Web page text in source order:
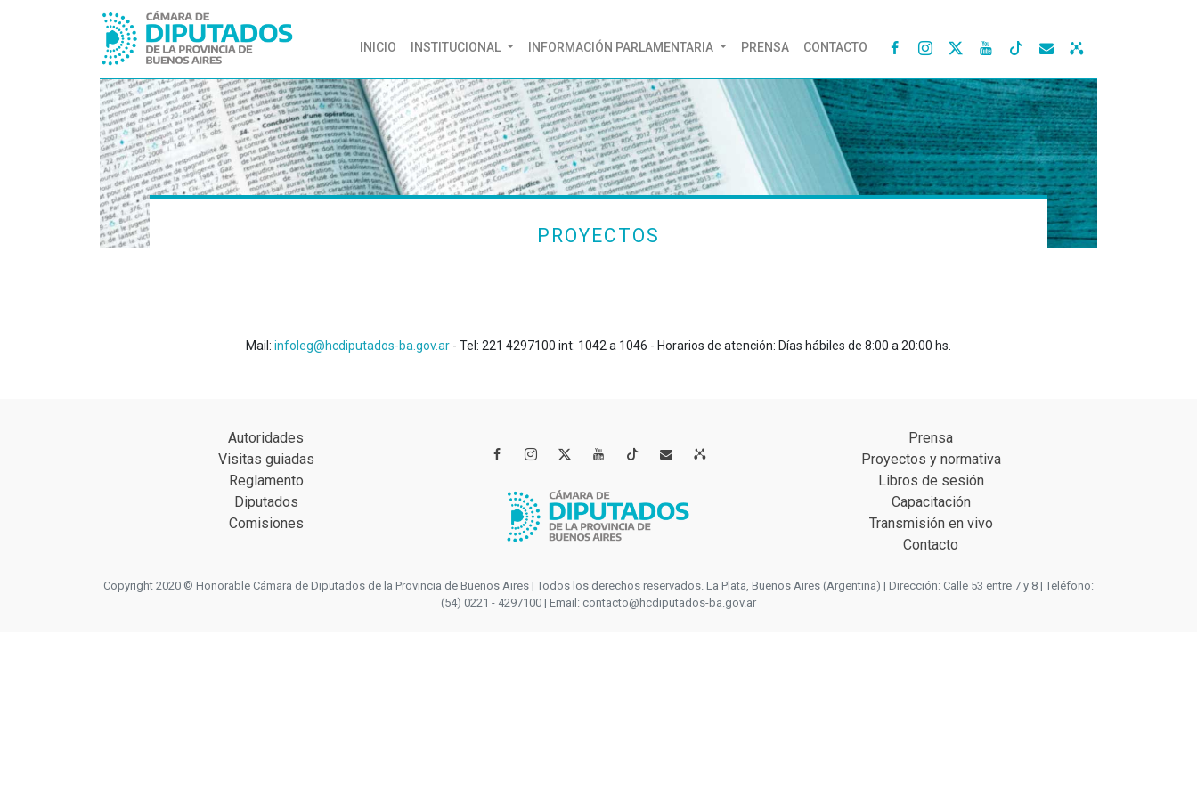
INICIO (CURRENT)
INSTITUCIONAL INFORMACIÓN PARLAMENTARIA PRENSA CONTACTO    
PROYECTOS
Mail: infoleg@hcdiputados-ba.gov.ar - Tel: 221 4297100 int: 1042 a 1046 - Horarios de atención: Días hábiles de 8:00 a 20:00 hs.
Autoridades
Visitas guiadas
Reglamento
Diputados
Comisiones
   
Prensa
Proyectos y normativa
Libros de sesión
Capacitación
Transmisión en vivo
Contacto
Copyright 2020 © Honorable Cámara de Diputados de la Provincia de Buenos Aires | Todos los derechos reservados. La Plata, Buenos Aires (Argentina) | Dirección: Calle 53 entre 7 y 8 | Teléfono:
(54) 0221 - 4297100 | Email: contacto@hcdiputados-ba.gov.ar